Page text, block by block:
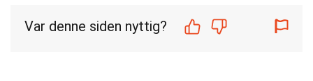
Var denne siden nyttig?